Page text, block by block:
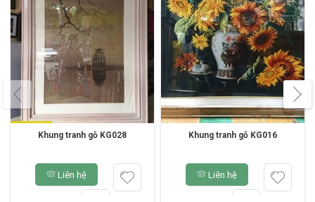
Khung tranh gỗ KG028
Liên hệ
Khung tranh gỗ KG016
Liên hệ